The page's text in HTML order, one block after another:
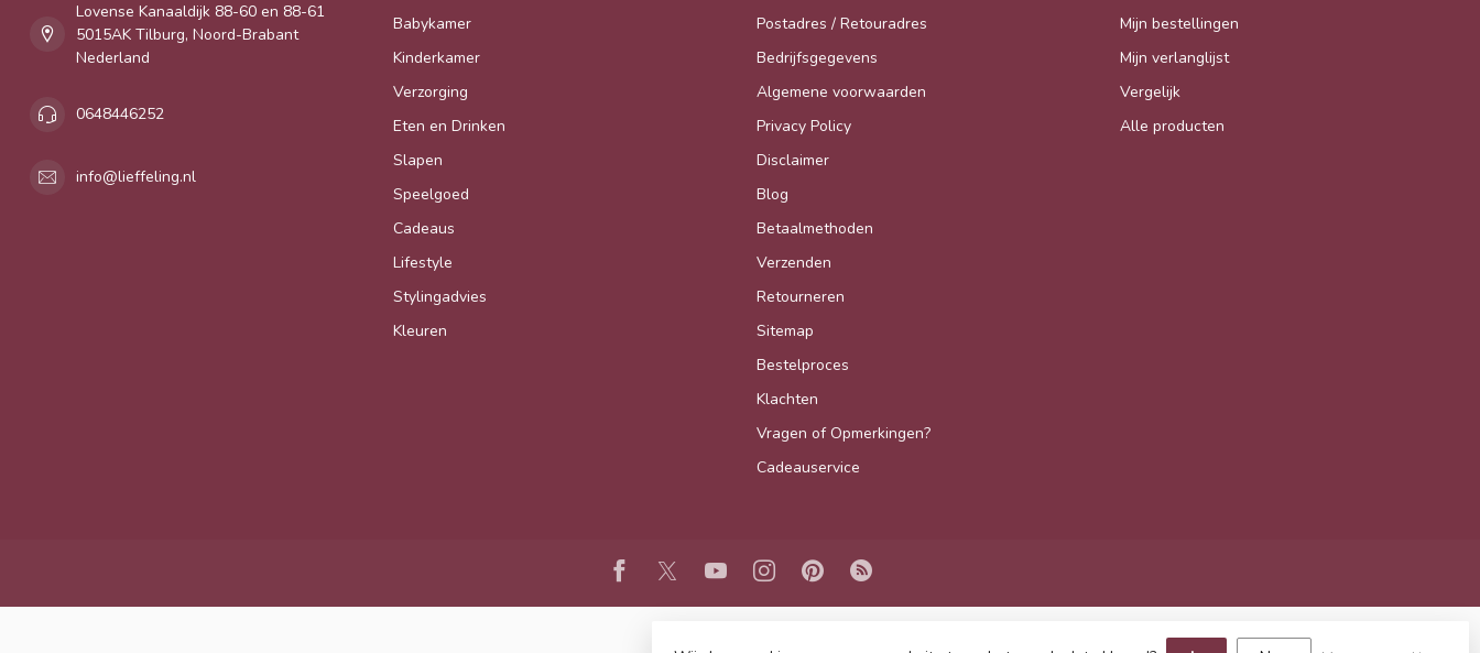
Lovense Kanaaldijk 88-60 en 88-61
5015AK Tilburg, Noord-Brabant
Nederland
0648446252
info@lieffeling.nl
Babykamer
Kinderkamer
Verzorging
Eten en Drinken
Slapen
Speelgoed
Cadeaus
Lifestyle
Stylingadvies
Kleuren
Postadres / Retouradres
Bedrijfsgegevens
Algemene voorwaarden
Privacy Policy
Disclaimer
Blog
Betaalmethoden
Verzenden
Retourneren
Sitemap
Bestelproces
Klachten
Vragen of Opmerkingen?
Cadeauservice
Mijn bestellingen
Mijn verlanglijst
Vergelijk
Alle producten